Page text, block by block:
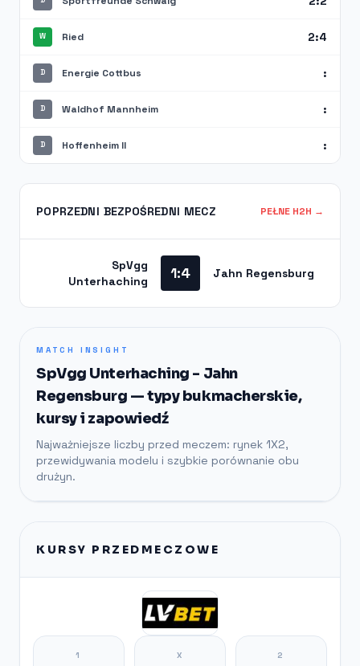
W Ried 2:4
D Energie Cottbus :
D Waldhof Mannheim :
D Hoffenheim II :
POPRZEDNI BEZPOŚREDNI MECZ PEŁNE H2H →
SpVgg
Unterhaching
1:4 Jahn Regensburg
MATCH INSIGHT
SpVgg Unterhaching - Jahn
Regensburg — typy bukmacherskie,
kursy i zapowiedź
Najważniejsze liczby przed meczem: rynek 1X2,
przewidywania modelu i szybkie porównanie obu
drużyn.
KURSY PRZEDMECZOWE
1 X 2